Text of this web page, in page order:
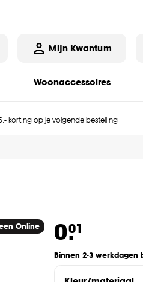
Mijn Kwantum
Woonaccessoires
korting op je volgende bestelling
Online 0.01
Binnen 2-3 werkdagen